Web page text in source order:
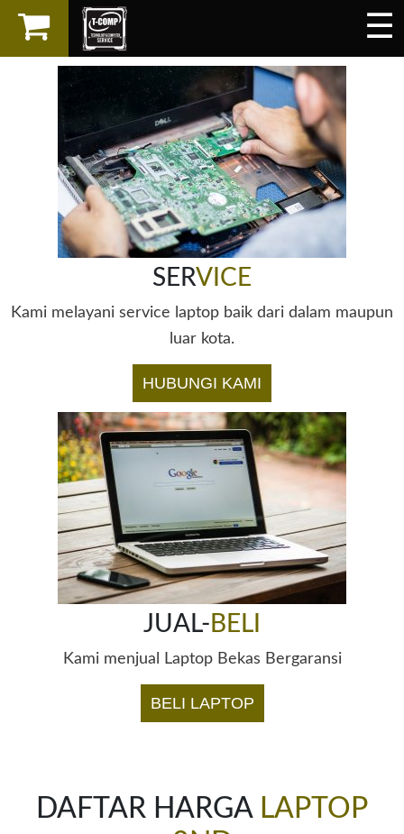
☰
×
LAPTOP
SPAREPART
AKSESORIS
SERVICES
SERVICE
Kami melayani service laptop baik dari dalam maupun
luar kota.
HUBUNGI KAMI
JUAL- BELI
Kami menjual Laptop Bekas Bergaransi
BELI LAPTOP
DAFTAR HARGA LAPTOP